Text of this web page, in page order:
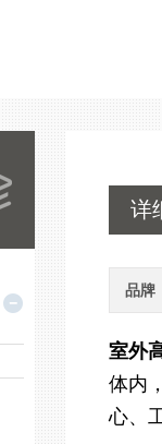
详
品牌
室外
体内
心、